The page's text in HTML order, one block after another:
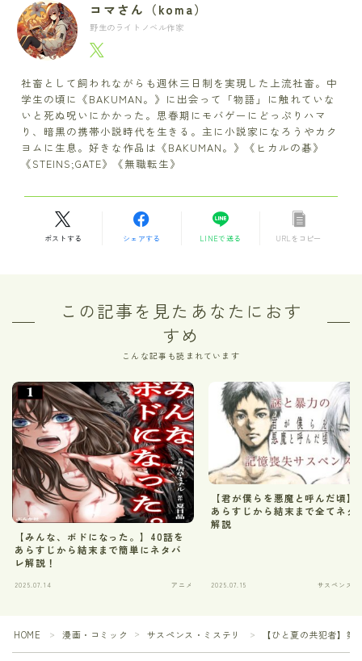
コマさん（koma）
野生のライトノベル作家
社畜として飼われながらも週休三日制を実現した上流社畜。中
学生の頃に《BAKUMAN。》に出会って「物語」に触れていな
いと死ぬ呪いにかかった。思春期にモバゲーにどっぷりハマ
り、暗黒の携帯小説時代を生きる。主に小説家になろうやカク
ヨムに生息。好きな作品は《BAKUMAN。》《ヒカルの碁》
《STEINS;GATE》《無職転生》
ポストする シェアする LINEで送る URLをコピー
この記事を見たあなたにおす
すめ
こんな記事も読まれています
【みんな、ボドになった。】40話を
あらすじから結末まで簡単にネタバ
レ解説！
2025.07.14 アニメ
【君が僕らを悪魔と呼んだ頃】
あらすじから結末まで全てネタ
解説
2025.07.15 サスペンス
HOME ＞ 漫画・コミック ＞ サスペンス・ミステリ ＞ 【ひと夏の共犯者】